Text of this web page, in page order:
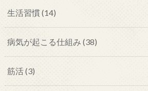
生活習慣(14)
病気が起こる仕組み (38)
筋活(3)